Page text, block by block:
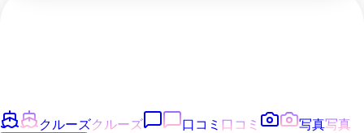
クルーズクルーズ 口コミ 口コミ 写真写真